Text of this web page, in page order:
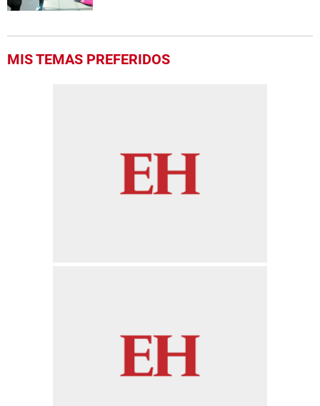
MIS TEMAS PREFERIDOS